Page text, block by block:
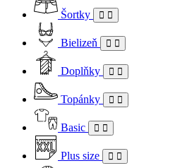
Šortky
Bielizeň
Doplňky
Topánky
Basic
Plus size